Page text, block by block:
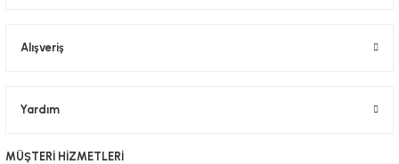
Alışveriş
Yardım
MÜŞTERİ HİZMETLERİ